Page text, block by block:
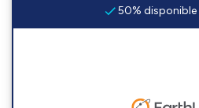
50% disponible